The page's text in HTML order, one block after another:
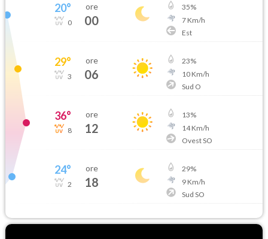
20°
0
ore
00
35%
7Km/h
Est
29°
3
ore
06
23%
10Km/h
Sud O
36°
8
ore
12
13%
14Km/h
Ovest SO
24°
2
ore
18
29%
9Km/h
Sud SO